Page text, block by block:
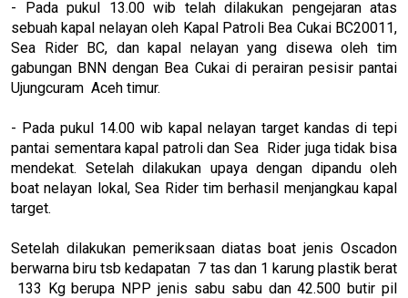
- Pada pukul 13.00 wib telah dilakukan pengejaran atas
sebuah kapal nelayan oleh Kapal Patroli Bea Cukai BC20011,
Sea Rider BC, dan kapal nelayan yang disewa oleh tim
gabungan BNN dengan Bea Cukai di perairan pesisir pantai
Ujungcuram Aceh timur.
- Pada pukul 14.00 wib kapal nelayan target kandas di tepi
pantai sementara kapal patroli dan Sea Rider juga tidak bisa
mendekat. Setelah dilakukan upaya dengan dipandu oleh
boat nelayan lokal, Sea Rider tim berhasil menjangkau kapal
target.
Setelah dilakukan pemeriksaan diatas boat jenis Oscadon
berwarna biru tsb kedapatan 7 tas dan 1 karung plastik berat
133 Kg berupa NPP jenis sabu sabu dan 42.500 butir pil